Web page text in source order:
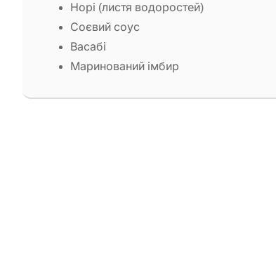
Норі (листя водоростей)
Соєвий соус
Васабі
Маринований імбир